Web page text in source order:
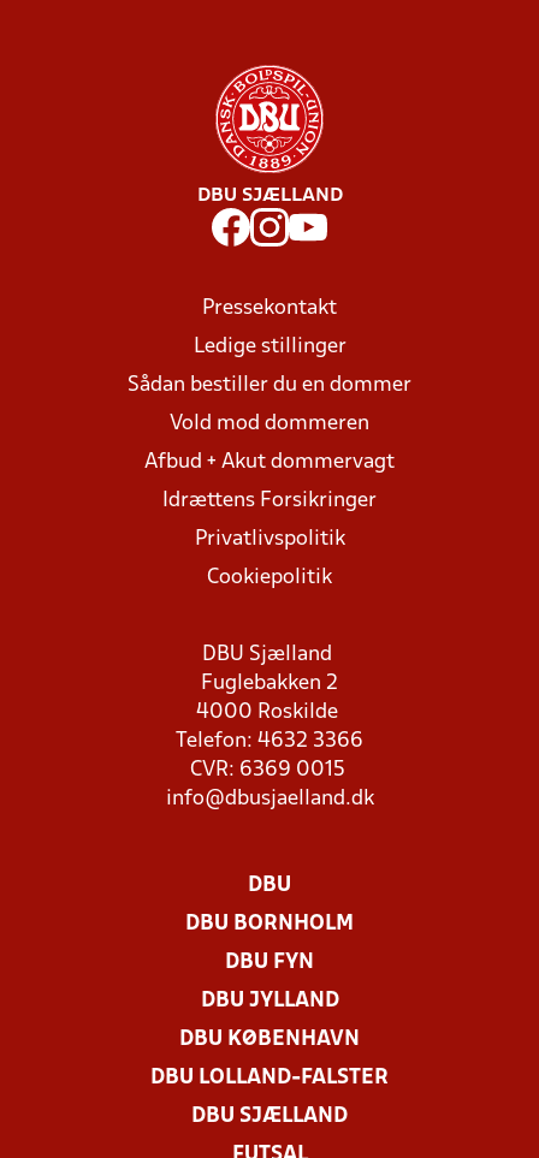
DBU SJÆLLAND
Pressekontakt
Ledige stillinger
Sådan bestiller du en dommer
Vold mod dommeren
Afbud + Akut dommervagt
Idrættens Forsikringer
Privatlivspolitik
Cookiepolitik
DBU Sjælland
Fuglebakken 2
4000 Roskilde
Telefon: 4632 3366
CVR: 6369 0015
info@dbusjaelland.dk
DBU
DBU BORNHOLM
DBU FYN
DBU JYLLAND
DBU KØBENHAVN
DBU LOLLAND-FALSTER
DBU SJÆLLAND